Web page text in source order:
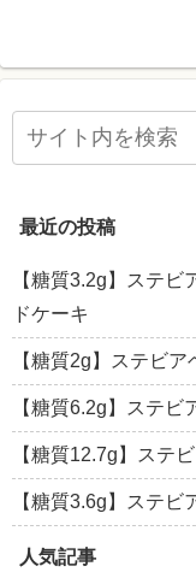
最近の投稿
【糖質3.2g】ステ
ドケーキ
【糖質2g】ステビ
【糖質6.2g】ステ
【糖質12.7g】ステ
【糖質3.6g】ステ
人気記事